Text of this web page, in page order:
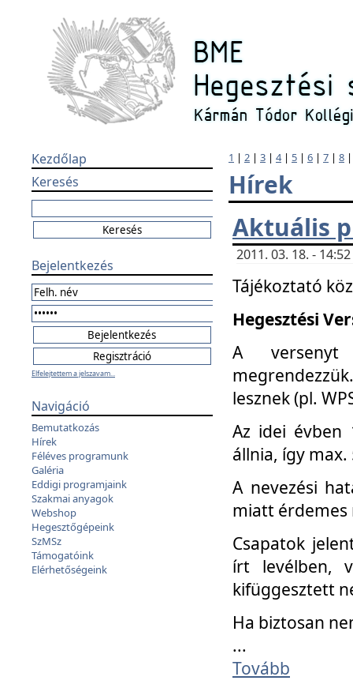
Kezdőlap
Keresés
Bejelentkezés
Elfelejtettem a jelszavam...
Navigáció
Bemutatkozás
Hírek
Féléves programunk
Galéria
Eddigi programjaink
Szakmai anyagok
Webshop
Hegesztőgépeink
SzMSz
Támogatóink
Elérhetőségeink
1 | 2 | 3 | 4| 5 | 6 | 7 | 8
Hírek
Aktuális
2011. 03. 18. -
Tájékoztató
Hegesztési
A versenyt
lesznek (pl.
Az idei évben
állnia, így
A nevezési
miatt érdemes
Csapatok
írt levélben,
kifüggesztett
Ha biztosan
...
Tovább